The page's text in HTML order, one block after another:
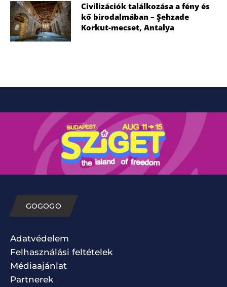
Civilizációk találkozása a fény és
kő birodalmában – Şehzade
Korkut-mecset, Antalya
GOGOGO
Adatvédelem
Felhasználási feltételek
Médiaajánlat
Partnerek